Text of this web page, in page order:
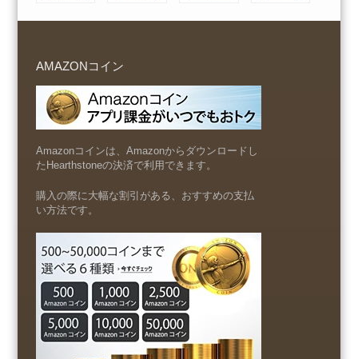
AMAZONコイン
Amazonコインは、Amazonからダウンロードし
たHearthstoneの決済で利用できます。
購入の際に大幅な割引がある、おすすめの支払
い方法です。